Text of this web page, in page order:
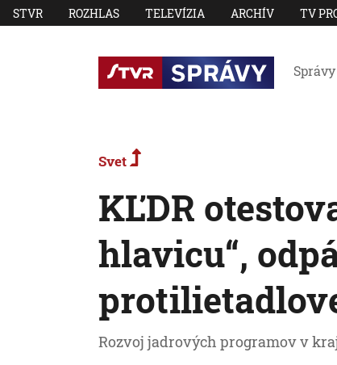
STVR ROZHLAS TELEVÍZIA ARCHÍV TV
Svet
KĽDR
hlavicu“,
Rozvoj jadrových programov v